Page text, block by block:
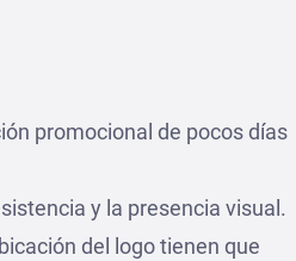
promocional de pocos días
y la presencia visual.
del logo tienen que